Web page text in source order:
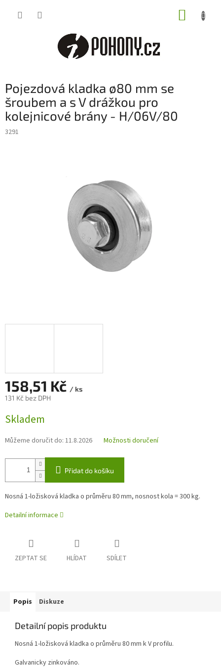
Pojezdová kladka ø80 mm se
šroubem a s V drážkou pro
kolejnicové brány - H/06V/80
3291
158,51 Kč / ks
131 Kč bez DPH
cena:
Skladem
Můžeme doručit do: 11.8.2026 Možnosti doručení
Přidat do košíku
Nosná 1-ložisková kladka o průměru 80 mm, nosnost kola = 300 kg.
Detailní informace
ZEPTAT SE HLÍDAT SDÍLET
Popis Diskuze
Detailní popis produktu
Nosná 1-ložisková kladka o průměru 80 mm k V profilu.
Galvanicky zinkováno.